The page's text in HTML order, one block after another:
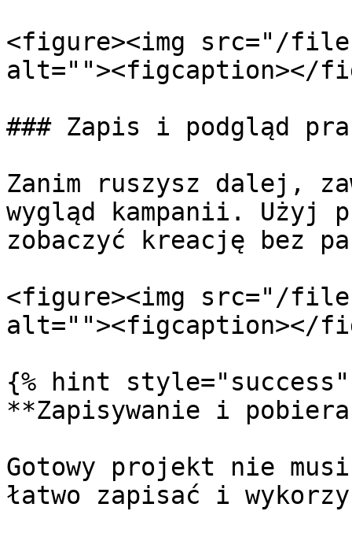
<figure><img src="/files/
alt=""><figcaption></
### Zapis i podgląd
Zanim ruszysz dalej,
wygląd kampanii. Użyj
zobaczyć kreację bez
<figure><img src="/files/
alt=""><figcaption></
{% hint style="success"
**Zapisywanie i
Gotowy projekt nie
łatwo zapisać i